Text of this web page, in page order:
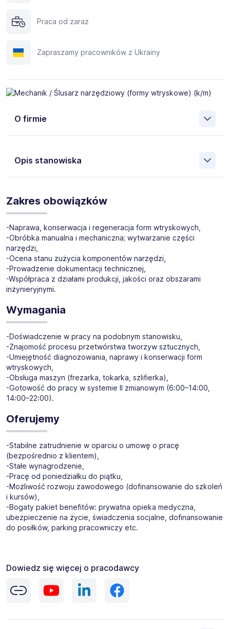
Praca od zaraz
Zapraszamy pracowników z Ukrainy
O firmie
Opis stanowiska
osób na stanowisko:
Mechanik
Miejsce pracy:Sulęcin
Zakres obowiązków
-Naprawa, konserwacja i regeneracja form wtryskowych,
-Obróbka manualna i mechaniczna; wytwarzanie części
narzędzi,
-Ocena stanu zużycia komponentów narzędzi,
-Prowadzenie dokumentacji technicznej,
-Współpraca z działami produkcji, jakości oraz obszarami
inżynieryjnymi.
Wymagania
-Doświadczenie w pracy na podobnym stanowisku,
-Znajomość procesu przetwórstwa tworzyw sztucznych,
-Umiejętność diagnozowania, naprawy i konserwacji form
wtryskowych,
-Obsługa maszyn (frezarka, tokarka, szlifierka),
-Gotowość do pracy w systemie II zmianowym (6:00–14:00,
14:00–22:00).
Oferujemy
-Stabilne zatrudnienie w oparciu o umowę o pracę
(bezpośrednio z klientem),
-Stałe wynagrodzenie,
-Pracę od poniedziałku do piątku,
-Możliwość rozwoju zawodowego (dofinansowanie do szkoleń
i kursów),
-Bogaty pakiet benefitów: prywatna opieka medyczna,
ubezpieczenie na życie, świadczenia socjalne, dofinansowanie
do posiłków, parking pracowniczy etc.
Dowiedz się więcej o pracodawcy